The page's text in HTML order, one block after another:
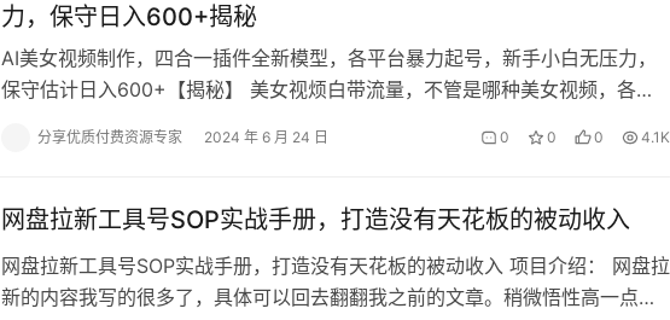
力，保守日入600+揭秘
AI美女视频制作，四合一插件全新模型，各平台暴力起号，新手小白无压力，
保守估计日入600+【揭秘】 美女视烦白带流量，不管是哪种美女视频，各个
分享优质付费资源专家 2024 年 6 月 24 日 0 0 0 4.1K
网盘拉新工具号SOP实战手册，打造没有天花板的被动收入
网盘拉新工具号SOP实战手册，打造没有天花板的被动收入 项目介绍： 网盘拉
新的内容我写的很多了，具体可以回去翻翻我之前的文章。稍微悟性高一点